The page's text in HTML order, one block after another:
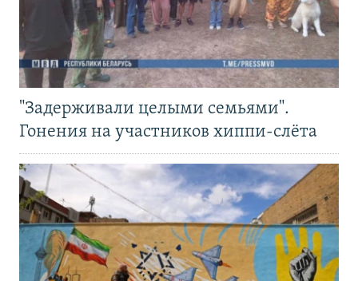
"Задерживали целыми семьями".
Гонения на участников хиппи-слёта